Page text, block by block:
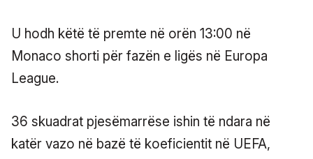
U hodh këtë të premte në orën 13:00 në
Monaco shorti për fazën e ligës në Europa
League.
36 skuadrat pjesëmarrëse ishin të ndara në
katër vazo në bazë të koeficientit në UEFA,